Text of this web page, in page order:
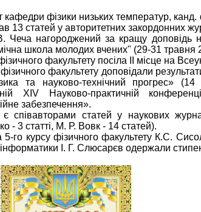
кафедри фізики низьких температур,
13 статей у авторитетних закордонних
Чеча нагороджений за кращу доповідь
школа молодих вчених" (29-31 травня
факультету посіла ІІ місце на
факультету доповідали
та науково-технічний прогрес»
ХIV Науково-практичній
забезпечення».
є співавторами статей у наукових
- 3 статті, М. Р. Вовк - 14 статей).
5-го курсу фізичного факультету К.С.
інформатики І. Г. Слюсарєв одержали